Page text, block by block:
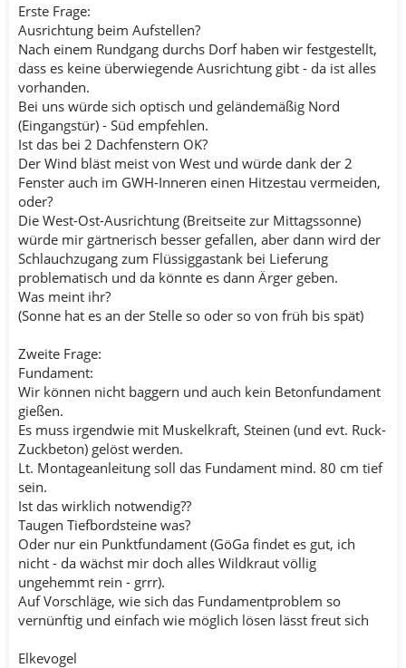
Erste Frage:
Ausrichtung beim Aufstellen?
Nach einem Rundgang durchs Dorf haben wir festgestellt,
dass es keine überwiegende Ausrichtung gibt - da ist alles
vorhanden.
Bei uns würde sich optisch und geländemäßig Nord
(Eingangstür) - Süd empfehlen.
Ist das bei 2 Dachfenstern OK?
Der Wind bläst meist von West und würde dank der 2
Fenster auch im GWH-Inneren einen Hitzestau vermeiden,
oder?
Die West-Ost-Ausrichtung (Breitseite zur Mittagssonne)
würde mir gärtnerisch besser gefallen, aber dann wird der
Schlauchzugang zum Flüssiggastank bei Lieferung
problematisch und da könnte es dann Ärger geben.
Was meint ihr?
(Sonne hat es an der Stelle so oder so von früh bis spät)
Zweite Frage:
Fundament:
Wir können nicht baggern und auch kein Betonfundament
gießen.
Es muss irgendwie mit Muskelkraft, Steinen (und evt. Ruck-
Zuckbeton) gelöst werden.
Lt. Montageanleitung soll das Fundament mind. 80 cm tief
sein.
Ist das wirklich notwendig??
Taugen Tiefbordsteine was?
Oder nur ein Punktfundament (GöGa findet es gut, ich
nicht - da wächst mir doch alles Wildkraut völlig
ungehemmt rein - grrr).
Auf Vorschläge, wie sich das Fundamentproblem so
vernünftig und einfach wie möglich lösen lässt freut sich
Elkevogel